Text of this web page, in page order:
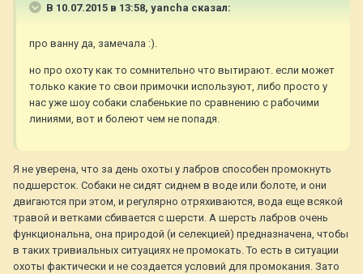
В 10.07.2015 в 13:58, yancha сказал:
про ванну да, замечала :).
но про охоту как то сомнительно что вытирают. если может
только какие то свои примочки используют, либо просто у
нас уже шоу собаки слабенькие по сравнению с рабочими
линиями, вот и болеют чем не попадя.
Я не уверена, что за день охоты у лабров способен промокнуть
подшерсток. Собаки не сидят сиднем в воде или болоте, и они
двигаются при этом, и регулярно отряхиваются, вода еще всякой
травой и ветками сбивается с шерсти. А шерсть лабров очень
функциональна, она природой (и селекцией) предназначена, чтобы
в таких тривиальных ситуациях не промокать. То есть в ситуации
охоты фактически и не создается условий для промокания. Зато